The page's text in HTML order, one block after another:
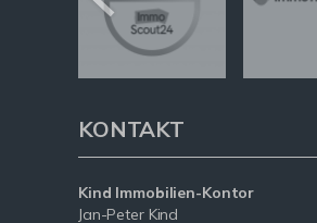
KONTAKT
Kind Immobilien-Kontor
Jan-Peter Kind